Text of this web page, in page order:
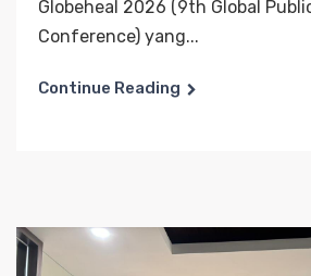
Globeheal 2026 (9th Global
Conference) yang...
Continue Reading